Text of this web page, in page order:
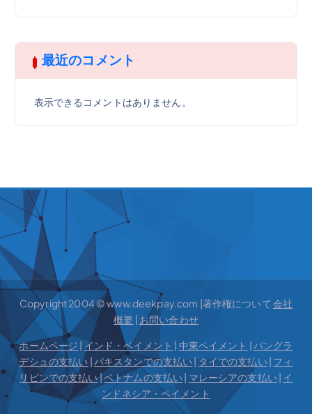
最近のコメント
表示できるコメントはありません。
Copyright 2004 © www.deekpay.com |著作権について 会社
概要 お問い合わせ
ホームページ インド・ペイメント 中東ペイメント
バングラ
デシュの支払い
パキスタンでの支払い タイでの支払い フィ
リピンでの支払い|ベトナムの支払い マレーシアの支払い イ
ンドネシア・ペイメント